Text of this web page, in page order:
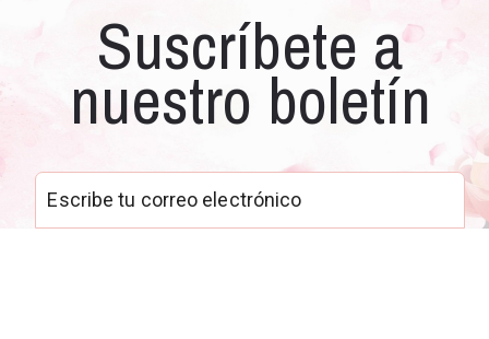
Suscríbete a
nuestro boletín